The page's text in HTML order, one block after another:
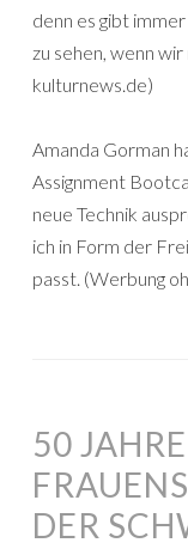
denn es gibt
zu sehen, wenn wir
kulturnews.de)
Amanda Gorman
Assignment
neue Technik
ich in Form der
passt. (Werbung
50 JAHRE
DER